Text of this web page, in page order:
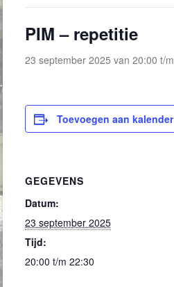
PIM – repetitie
23 september 2025 van 20:00 t/m
Toevoegen aan kalender
GEGEVENS
Datum:
23 september 2025
Tijd:
20:00 t/m 22:30